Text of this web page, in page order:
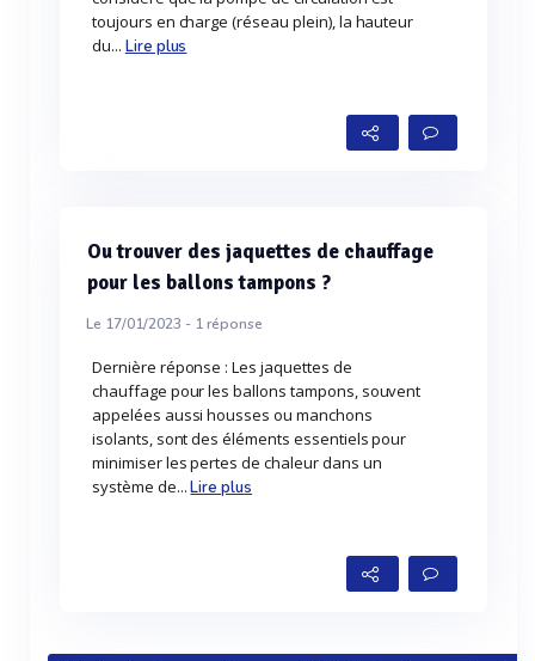
toujours en charge (réseau plein), la hauteur
du... Lire plus
Ou trouver des jaquettes de chauffage
pour les ballons tampons ?
Le 17/01/2023 - 1réponse
Dernière réponse : Les jaquettes de
chauffage pour les ballons tampons, souvent
appelées aussi housses ou manchons
isolants, sont des éléments essentiels pour
minimiser les pertes de chaleur dans un
système de...Lire plus